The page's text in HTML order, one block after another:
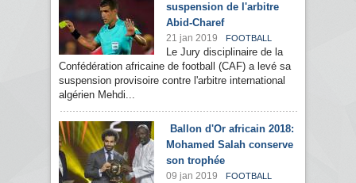
suspension de l'arbitre
Abid-Charef
21 jan 2019 FOOTBALL
Le Jury disciplinaire de la
Confédération africaine de football (CAF) a levé sa
suspension provisoire contre l'arbitre international
algérien Mehdi...
Ballon d'Or africain 2018:
Mohamed Salah conserve
son trophée
09 jan 2019 FOOTBALL